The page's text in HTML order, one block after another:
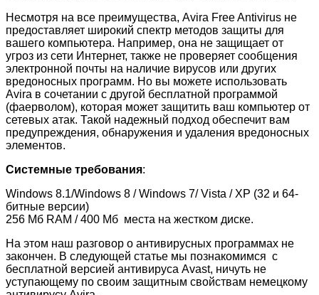
Несмотря на все преимущества, Avira Free Antivirus не
предоставляет широкий спектр методов защиты для
вашего компьютера. Например, она не защищает от
угроз из сети Интернет, также не проверяет сообщения
электронной почты на наличие вирусов или других
вредоносных программ. Но вы можете использовать
Avira в сочетании с другой бесплатной программой
(фаерволом), которая может защитить ваш компьютер от
сетевых атак. Такой надежный подход обеспечит вам
предупреждения, обнаружения и удаления вредоносных
элементов.
Системные требования:
Windows 8.1/Windows 8 / Windows 7/ Vista / XP (32 и 64-
битные версии)
256 Мб RAM / 400 Мб места на жестком диске.
На этом наш разговор о антивирусных программах не
закончен. В следующей статье мы познакомимся с
бесплатной версией антивируса Avast, ничуть не
уступающему по своим защитным свойствам немецкому